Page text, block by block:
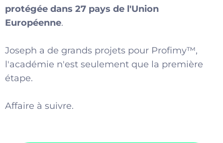
protégée dans 27 pays de l'Union
Européenne.
Joseph a de grands projets pour Profimy™️,
l'académie n'est seulement que la première
étape.
Affaire à suivre.